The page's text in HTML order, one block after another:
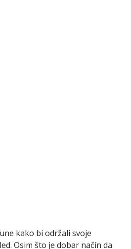
kako bi održali svoje
Osim što je dobar način da